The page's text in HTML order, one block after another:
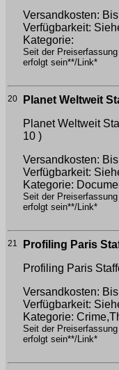
Versandkosten:
Verfügbarkeit:
Kategorie:
Seit der
erfolgt sein**/Link*
20
Planet Weltweit
Planet Weltweit
10 )
Versandkosten:
Verfügbarkeit:
Kategorie:
Seit der
erfolgt sein**/Link*
21
Profiling Paris
Profiling Paris
Versandkosten:
Verfügbarkeit:
Kategorie:
Seit der
erfolgt sein**/Link*